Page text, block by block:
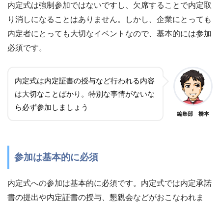
内定式は強制参加ではないですし、欠席することで内定取
り消しになることはありません。しかし、企業にとっても
内定者にとっても大切なイベントなので、基本的には参加
必須です。
内定式は内定証書の授与など行われる内容
は大切なことばかり。特別な事情がないな
ら必ず参加しましょう
編集部 橋本
参加は基本的に必須
内定式への参加は基本的に必須です。内定式では内定承諾
書の提出や内定証書の授与、懇親会などがおこなわれま